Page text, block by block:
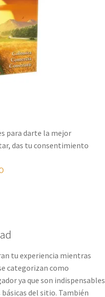
para darte la mejor
das tu consentimiento
tu experiencia mientras
categorizan como
ya que son indispensables
del sitio. También